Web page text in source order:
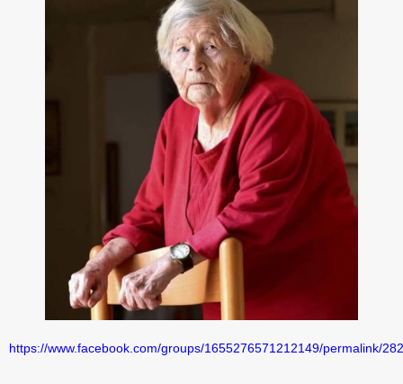
https://www.facebook.com/groups/1655276571212149/permalink/